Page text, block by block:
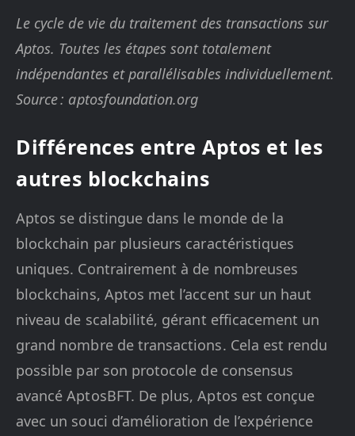
Le cycle de vie du traitement des transactions sur
Aptos. Toutes les étapes sont totalement
indépendantes et parallélisables individuellement.
Source : aptosfoundation.org
Différences entre Aptos et les
autres blockchains
Aptos se distingue dans le monde de la
blockchain par plusieurs caractéristiques
uniques. Contrairement à de nombreuses
blockchains, Aptos met l’accent sur un haut
niveau de scalabilité, gérant efficacement un
grand nombre de transactions. Cela est rendu
possible par son protocole de consensus
avancé AptosBFT. De plus, Aptos est conçue
avec un souci d’amélioration de l’expérience